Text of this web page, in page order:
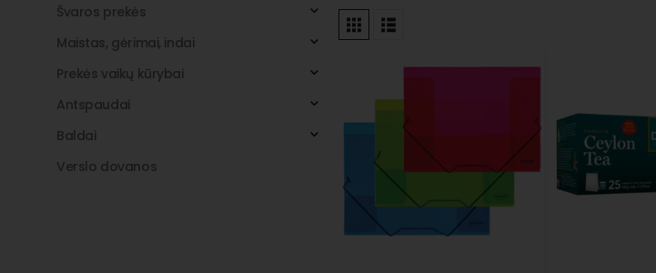
Švaros prekės
Maistas, gėrimai, indai
Prekės vaikų kūrybai
Antspaudai
Baldai
Verslo dovanos